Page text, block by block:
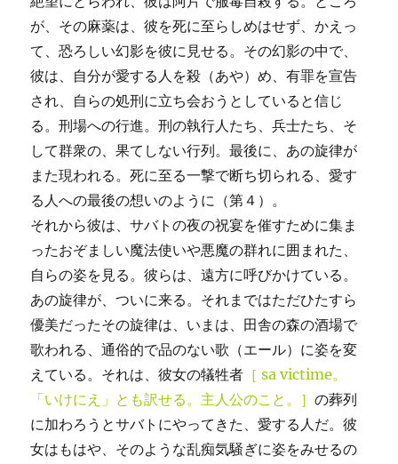
が、その麻薬は、彼を死に至らしめはせず、かえっ
て、恐ろしい幻影を彼に見せる。その幻影の中で、
彼は、自分が愛する人を殺（あや）め、有罪を宣告
され、自らの処刑に立ち会おうとしていると信じ
る。刑場への行進。刑の執行人たち、兵士たち、そ
して群衆の、果てしない行列。最後に、あの旋律が
また現われる。死に至る一撃で断ち切られる、愛す
る人への最後の想いのように（第４）。
それから彼は、サバトの夜の祝宴を催すために集ま
ったおぞましい魔法使いや悪魔の群れに囲まれた、
自らの姿を見る。彼らは、遠方に呼びかけている。
あの旋律が、ついに来る。それまではただひたすら
優美だったその旋律は、いまは、田舎の森の酒場で
歌われる、通俗的で品のない歌（エール）に姿を変
えている。それは、彼女の犠牲者 ［ sa victime。
「いけにえ」とも訳せる。主人公のこと。］の葬列
に加わろうとサバトにやってきた、愛する人だ。彼
女はもはや、そのような乱痴気騒ぎに姿をみせるの